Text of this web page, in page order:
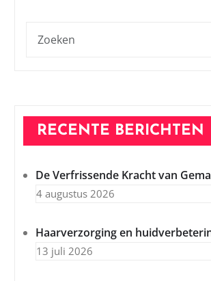
RECENTE BERICHTEN
De Verfrissende Kracht van
4 augustus 2026
Haarverzorging en
13 juli 2026